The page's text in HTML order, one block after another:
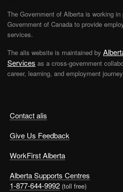
Contact alis
Give Us Feedback
WorkFirst Alberta
Alberta Supports Centres
1-877-644-9992 (toll free)
The Government of Alberta is working
Government of Canada to provide
services.
The alis website is maintained by
Services as a cross-government
career, learning, and employment